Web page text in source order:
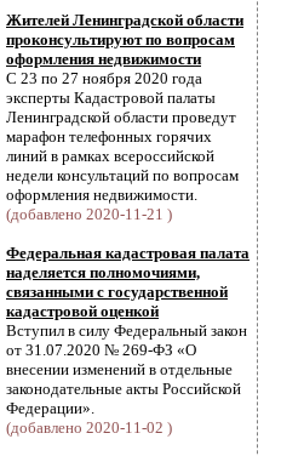
Жителей Ленинградской области
проконсультируют по вопросам
оформления недвижимости
С 23 по 27 ноября 2020 года
эксперты Кадастровой палаты
Ленинградской области проведут
марафон телефонных горячих
линий в рамках всероссийской
недели консультаций по вопросам
оформления недвижимости.
(добавлено 2020-11-21 )
Федеральная кадастровая палата
наделяется полномочиями,
связанными с государственной
кадастровой оценкой
Вступил в силу Федеральный закон
от 31.07.2020 № 269-ФЗ «О
внесении изменений в отдельные
законодательные акты Российской
Федерации».
(добавлено 2020-11-02 )